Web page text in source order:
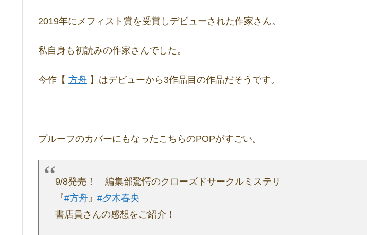
2019年にメフィスト賞を受賞しデビューされた作家さん。
私自身も初読みの作家さんでした。
今作【 方舟 】はデビューから3作品目の作品だそうです。
プルーフのカバーにもなったこちらのPOPがすごい。
9/8発売！ 編集部驚愕のクローズドサークルミステリ
『#方舟』#夕木春央
書店員さんの感想をご紹介！